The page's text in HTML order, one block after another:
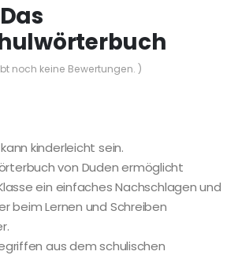
noch keine Bewertungen. )
kinderleicht sein.
von Duden ermöglicht
ein einfaches Nachschlagen und
beim Lernen und Schreiben
aus dem schulischen